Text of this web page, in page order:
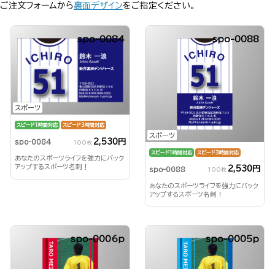
ご注文フォームから裏面デザインをご指定ください。
スポーツ
spo-0084
スピード1時間対応 スピード3時間対応
spo-0084 100枚 2,530円
あなたのスポーツライフを強力にバック
アップするスポーツ名刺！
スポーツ
spo-0088
スピード1時間対応 スピード3時間対応
spo-0088 100枚 2,530円
あなたのスポーツライフを強力にバック
アップするスポーツ名刺！
spo-0006p spo-0005p